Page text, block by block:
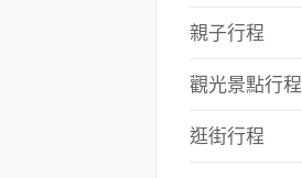
親子行程
觀光景點行程
逛街行程